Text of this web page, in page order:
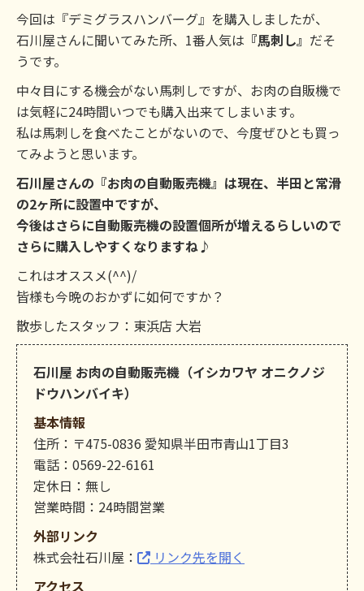
今回は『デミグラスハンバーグ』を購入しましたが、
石川屋さんに聞いてみた所、1番人気は 『馬刺し』 だそ
うです。
中々目にする機会がない馬刺しですが、お肉の自販機で
は気軽に24時間いつでも購入出来てしまいます。
私は馬刺しを食べたことがないので、今度ぜひとも買っ
てみようと思います。
石川屋さんの『お肉の自動販売機』は現在、半田と常滑
の2ヶ所に設置中ですが、
今後はさらに自動販売機の設置個所が増えるらしいので
さらに購入しやすくなりますね♪
これはオススメ(^^)/
皆様も今晩のおかずに如何ですか？
散歩したスタッフ：東浜店 大岩
石川屋 お肉の自動販売機（イシカワヤ オニクノジ
ドウハンバイキ）
基本情報
住所：〒475-0836 愛知県半田市青山1丁目3
電話：0569-22-6161
定休日：無し
営業時間：24時間営業
外部リンク
株式会社石川屋：
リンク先を開く
アクセス